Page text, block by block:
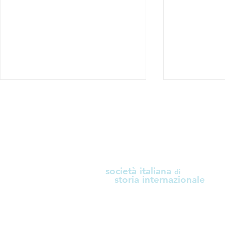
Convegno
i
società italiana di
storia internazionale